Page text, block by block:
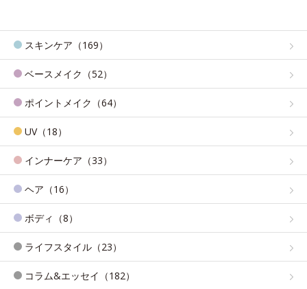
スキンケア（169）
ベースメイク（52）
ポイントメイク（64）
UV（18）
インナーケア（33）
ヘア（16）
ボディ（8）
ライフスタイル（23）
コラム&エッセイ（182）